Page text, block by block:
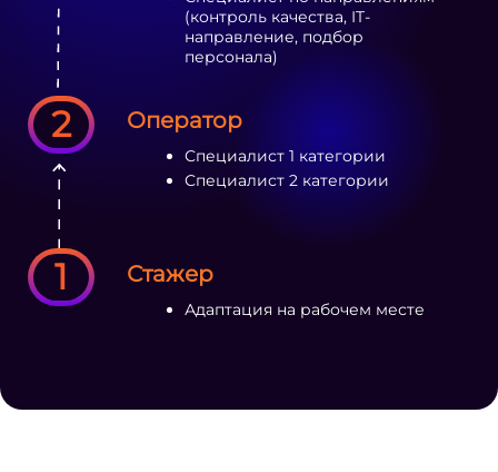
1
2
Стажер
Адаптация на рабочем месте
Оператор
Специалист 1 категории
Специалист 2 категории
(контроль качества, IT-
направление, подбор
персонала)